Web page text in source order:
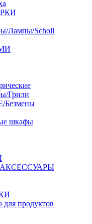
Лампы/Scholl
Грили
шкафы
продуктов